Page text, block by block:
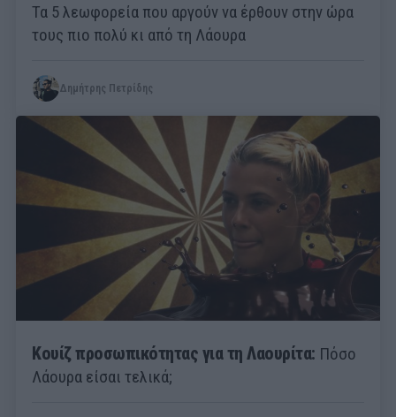
Τα 5 λεωφορεία που αργούν να έρθουν στην ώρα
τους πιο πολύ κι από τη Λάουρα
Δημήτρης Πετρίδης
Κουίζ προσωπικότητας για τη Λαουρίτα: Πόσο
Λάουρα είσαι τελικά;